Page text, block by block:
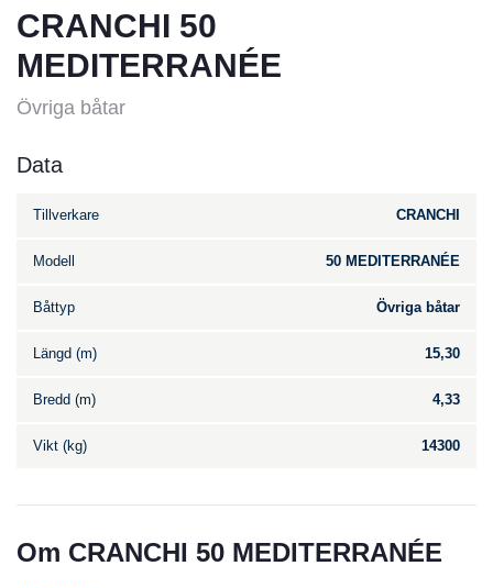
CRANCHI 50
MEDITERRANÉE
Övriga båtar
Data
Tillverkare CRANCHI
Modell 50 MEDITERRANÉE
Båttyp Övriga båtar
Längd (m) 15,30
Bredd (m) 4,33
Vikt (kg) 14300
Om CRANCHI 50 MEDITERRANÉE